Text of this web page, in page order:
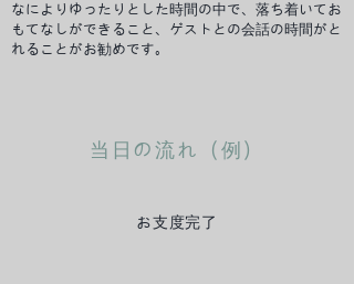
なによりゆったりとした時間の中で、落ち着いてお
もてなしができること、ゲストとの会話の時間がと
れることがお勧めです。
当日の流れ（例）
お支度完了